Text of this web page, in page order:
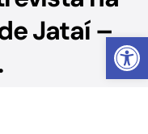
Abrir
Jataí –